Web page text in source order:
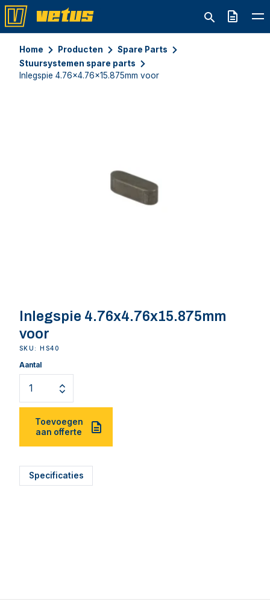
Offerte
Home Producten
Spare Parts
Stuursystemen spare parts
Inlegspie 4.76x4.76x15.875mm voor
Inlegspie 4.76x4.76x15.875mm
voor
SKU: HS40
Aantal
Toevoegen
aan offerte
Specificaties